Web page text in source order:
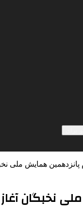
پانزدهمین همایش ملی
نخبگان